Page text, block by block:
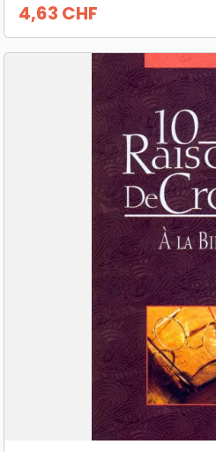
Prix
4,63 CHF